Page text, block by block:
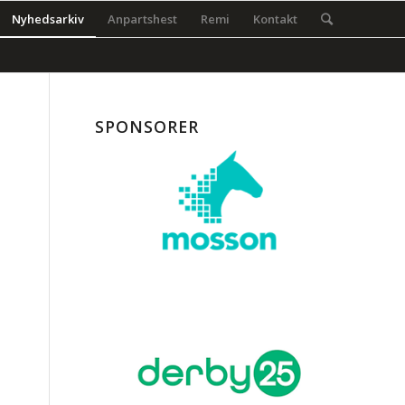
Nyhedsarkiv Anpartshest Remi Kontakt
SPONSORER